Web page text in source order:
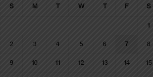
S M T W T F S
1
2 3 4 5 6 7 8
9 10 11 12 13 14 15